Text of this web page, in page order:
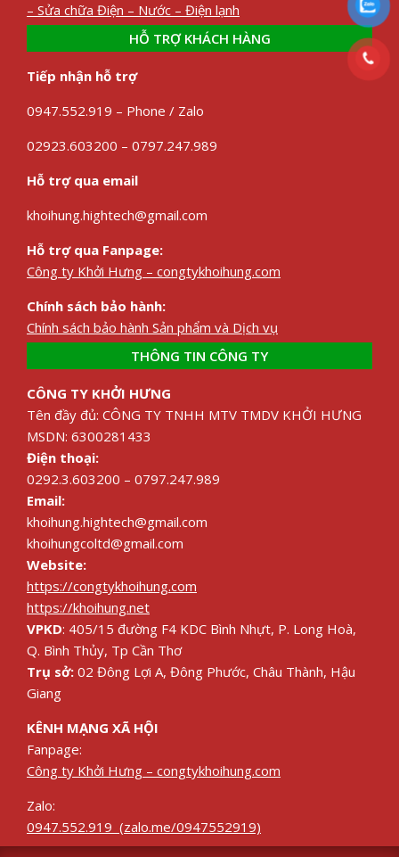
– Sửa chữa Điện – Nước – Điện lạnh
HỖ TRỢ KHÁCH HÀNG
Tiếp nhận hỗ trợ
0947.552.919 – Phone / Zalo
02923.603200 – 0797.247.989
Hỗ trợ qua email
khoihung.hightech@gmail.com
Hỗ trợ qua Fanpage:
Công ty Khởi Hưng – congtykhoihung.com
Chính sách bảo hành:
Chính sách bảo hành Sản phẩm và Dịch vụ
THÔNG TIN CÔNG TY
CÔNG TY KHỞI HƯNG
Tên đầy đủ: CÔNG TY TNHH MTV TMDV KHỞI HƯNG
MSDN: 6300281433
Điện thoại:
0292.3.603200 – 0797.247.989
Email:
khoihung.hightech@gmail.com
khoihungcoltd@gmail.com
Website:
https://congtykhoihung.com
https://khoihung.net
VPKD: 405/15 đường F4 KDC Bình Nhựt, P. Long Hoà,
Q. Bình Thủy, Tp Cần Thơ
Trụ sở: 02 Đông Lợi A, Đông Phước, Châu Thành, Hậu
Giang
KÊNH MẠNG XÃ HỘI
Fanpage:
Công ty Khởi Hưng – congtykhoihung.com
Zalo:
0947.552.919 (zalo.me/0947552919)